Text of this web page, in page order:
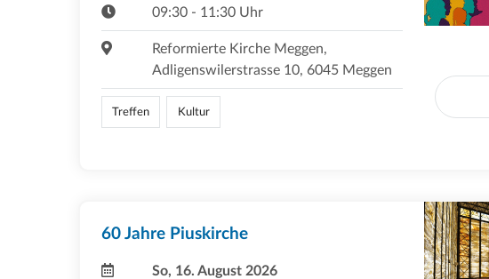
09:30 - 11:30 Uhr
Reformierte Kirche Meggen,
Adligenswilerstrasse 10, 6045 Meggen
Treffen Kultur
60 Jahre Piuskirche
So, 16. August 2026